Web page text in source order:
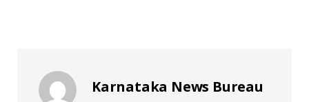
Karnataka News Bureau